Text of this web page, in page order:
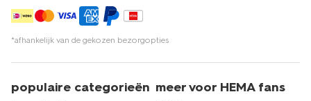
*afhankelijk van de gekozen bezorgopties
populaire categorieën meer voor HEMA fans